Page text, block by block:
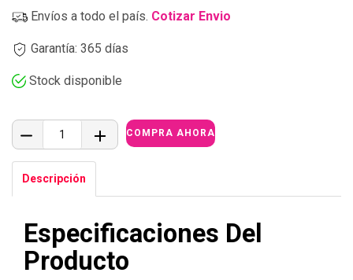
Envíos a todo el país. Cotizar Envio
Garantía: 365 días
Stock disponible
Descripción
Especificaciones Del
Producto